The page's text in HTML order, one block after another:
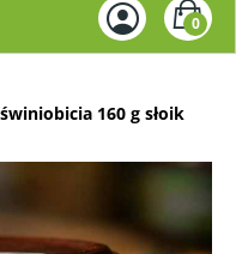
0
160 g słoik